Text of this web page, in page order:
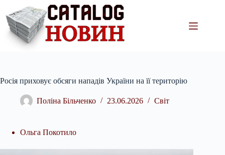
вмісту
Росія приховує обсяги нападів України на її територію
Поліна Більченко 23.06.2026 Світ
Ольга Покотило